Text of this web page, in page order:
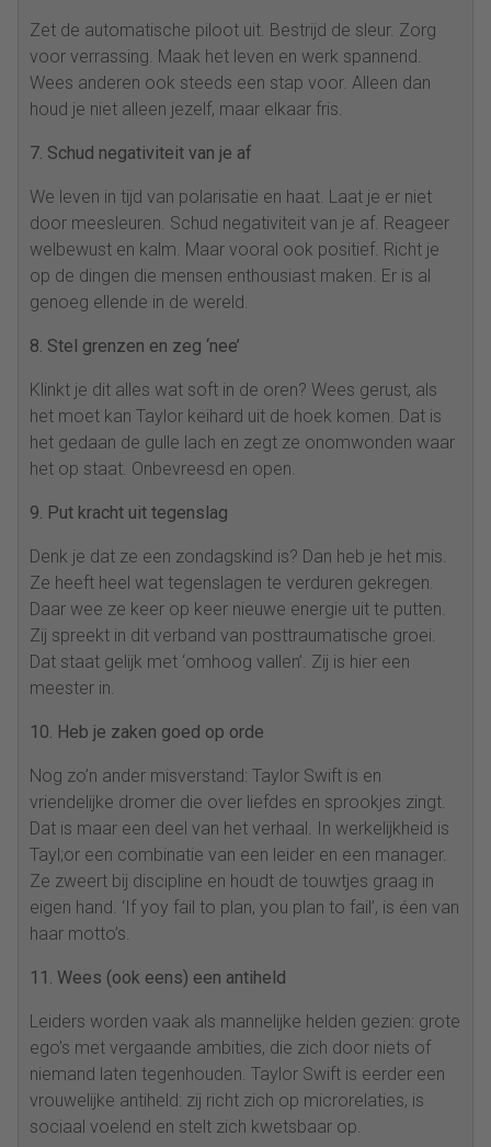
Zet de automatische piloot uit. Bestrijd de sleur. Zorg
voor verrassing. Maak het leven en werk spannend.
Wees anderen ook steeds een stap voor. Alleen dan
houd je niet alleen jezelf, maar elkaar fris.
7. Schud negativiteit van je af
We leven in tijd van polarisatie en haat. Laat je er niet
door meesleuren. Schud negativiteit van je af. Reageer
welbewust en kalm. Maar vooral ook positief. Richt je
op de dingen die mensen enthousiast maken. Er is al
genoeg ellende in de wereld.
8. Stel grenzen en zeg ‘nee’
Klinkt je dit alles wat soft in de oren? Wees gerust, als
het moet kan Taylor keihard uit de hoek komen. Dat is
het gedaan de gulle lach en zegt ze onomwonden waar
het op staat. Onbevreesd en open.
9. Put kracht uit tegenslag
Denk je dat ze een zondagskind is? Dan heb je het mis.
Ze heeft heel wat tegenslagen te verduren gekregen.
Daar wee ze keer op keer nieuwe energie uit te putten.
Zij spreekt in dit verband van posttraumatische groei.
Dat staat gelijk met ‘omhoog vallen’. Zij is hier een
meester in.
10. Heb je zaken goed op orde
Nog zo’n ander misverstand: Taylor Swift is en
vriendelijke dromer die over liefdes en sprookjes zingt.
Dat is maar een deel van het verhaal. In werkelijkheid is
Tayl;or een combinatie van een leider en een manager.
Ze zweert bij discipline en houdt de touwtjes graag in
eigen hand. ‘If yoy fail to plan, you plan to fail’, is éen van
haar motto’s.
11. Wees (ook eens) een antiheld
Leiders worden vaak als mannelijke helden gezien: grote
ego’s met vergaande ambities, die zich door niets of
niemand laten tegenhouden. Taylor Swift is eerder een
vrouwelijke antiheld: zij richt zich op microrelaties, is
sociaal voelend en stelt zich kwetsbaar op.